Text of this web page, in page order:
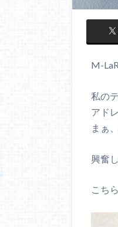
M-
私の
アド
まぁ
興奮
こちら